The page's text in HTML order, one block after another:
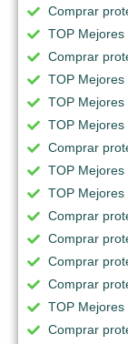
Comprar
TOP
Comprar
TOP
TOP
TOP
Comprar
TOP
TOP
Comprar
Comprar
Comprar
Comprar
TOP
Comprar